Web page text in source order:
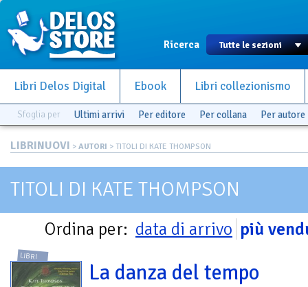
Ricerca
Libri Delos Digital Ebook Libri collezionismo
Sfoglia per Ultimi arrivi Per editore Per collana Per autore
LIBRINUOVI > AUTORI > TITOLI DI KATE THOMPSON
TITOLI DI KATE THOMPSON
Ordina per: data di arrivo più
LIBRI
La danza del tempo